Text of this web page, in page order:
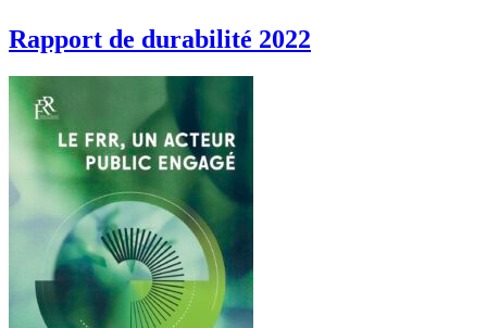
Rapport de durabilité 2022